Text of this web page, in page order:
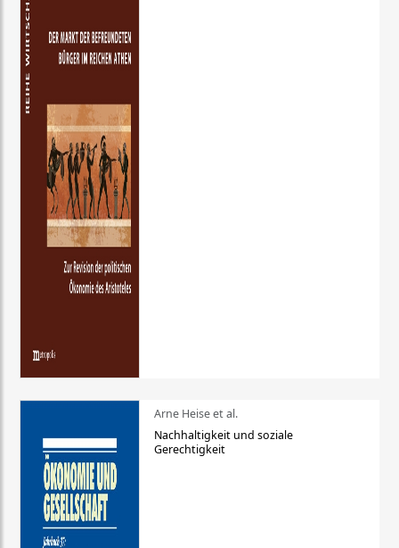
Arne Heise et al.
Nachhaltigkeit und soziale
Gerechtigkeit